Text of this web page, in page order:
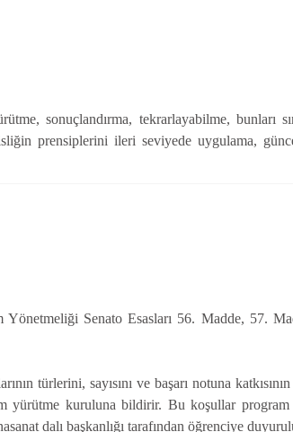
sonuçlandırma, tekrarlayabilme, bunları
prensiplerini ileri seviyede uygulama,
Senato Esasları 56. Madde, 57.
türlerini, sayısını ve başarı notuna
yürütme kuruluna bildirir. Bu koşullar
dalı başkanlığı tarafından öğrenciye